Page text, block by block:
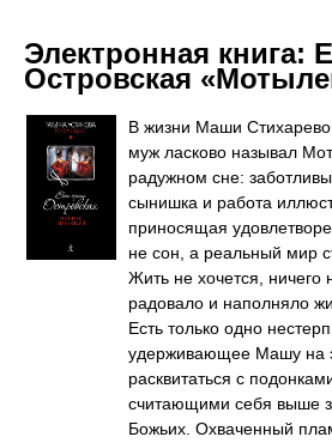
Электронная книга:
Островская
В жизни Маши
муж ласково называл
радужном сне:
сынишка и работа
приносящая
не сон, а реальный мир
Жить не хочется, ничего
радовало и наполняло
Есть только одно
удерживающее Машу на
расквитаться с
считающими себя выше
Божьих. Охваченный